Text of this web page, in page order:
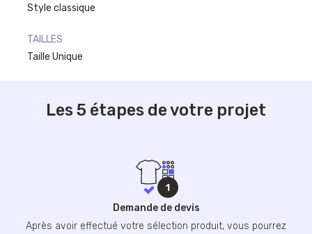
Style classique
TAILLES
Taille Unique
Les 5 étapes de votre projet
Demande de devis
Après avoir effectué votre sélection produit, vous pourrez